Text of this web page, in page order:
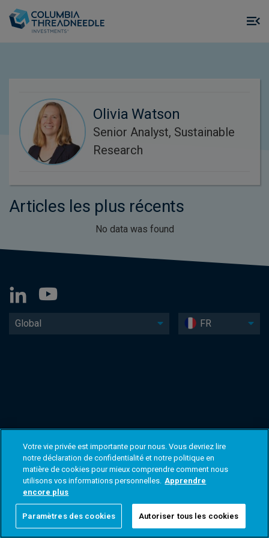
Olivia Watson
Senior Analyst, Sustainable
Research
Articles les plus récents
No data was found
Global FR
Votre vie privée est importante pour nous. Vous devriez lire
notre déclaration de confidentialité et notre politique en
matière de cookies pour mieux comprendre comment nous
utilisons vos informations personnelles. Apprendre
encore plus
Paramètres des cookies Autoriser tous les cookies